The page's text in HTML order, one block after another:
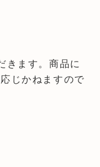
きます。商品に
じかねますので